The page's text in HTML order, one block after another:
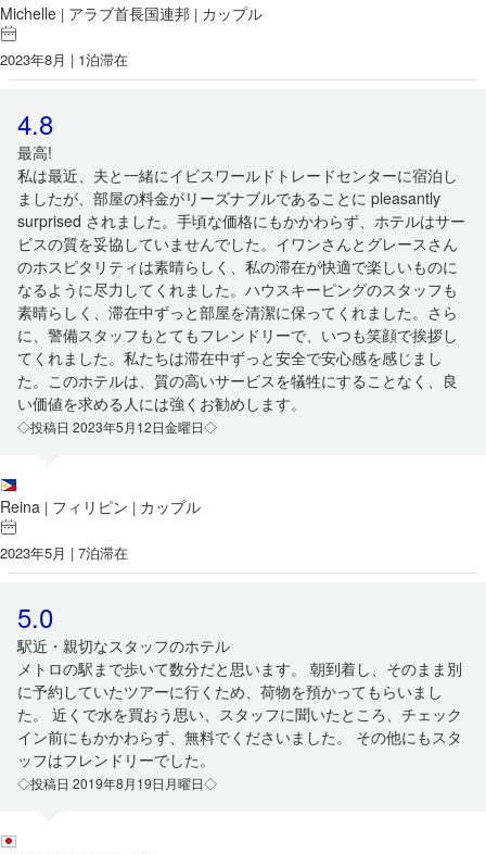
Michelle | アラブ首長国連邦 | カップル
2023年8月 | 1泊滞在
4.8
最高!
私は最近、夫と一緒にイビスワールドトレードセンターに宿泊し
ましたが、部屋の料金がリーズナブルであることに pleasantly
surprised されました。手頃な価格にもかかわらず、ホテルはサー
ビスの質を妥協していませんでした。イワンさんとグレースさん
のホスピタリティは素晴らしく、私の滞在が快適で楽しいものに
なるように尽力してくれました。ハウスキーピングのスタッフも
素晴らしく、滞在中ずっと部屋を清潔に保ってくれました。さら
に、警備スタッフもとてもフレンドリーで、いつも笑顔で挨拶し
てくれました。私たちは滞在中ずっと安全で安心感を感じまし
た。このホテルは、質の高いサービスを犠牲にすることなく、良
い価値を求める人には強くお勧めします。
◇投稿日 2023年5月12日金曜日◇
Reina | フィリピン | カップル
2023年5月 | 7泊滞在
5.0
駅近・親切なスタッフのホテル
メトロの駅まで歩いて数分だと思います。 朝到着し、そのまま別
に予約していたツアーに行くため、荷物を預かってもらいまし
た。 近くで水を買おう思い、スタッフに聞いたところ、チェック
イン前にもかかわらず、無料でくださいました。 その他にもスタ
ッフはフレンドリーでした。
◇投稿日 2019年8月19日月曜日◇